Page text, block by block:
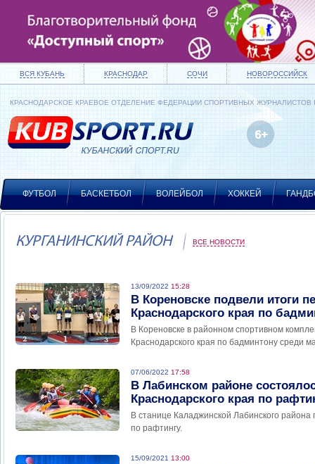
ВСЯ КУБАНЬ КРАСНОДАР СОЧИ НОВОРОССИЙСК
КРАСНОДАРСКОЕ КРАЕВОЕ ОТДЕЛЕНИЕ ФЕДЕРАЦИИ СПОРТИВНЫХ ЖУРНАЛИСТОВ
ФУТБОЛ БАСКЕТБОЛ ВОЛЕЙБОЛ ХОККЕЙ
КУРГАНИНСКИЙ РАЙОН ВСЕ НОВОСТИ
13/09/2022 15:28
В Кореновске подвели итоги
Краснодарского края по
В Кореновске в районном спортивном
Краснодарского края по бадминтону среди
07/06/2022 17:58
В Лабинском районе
Краснодарского края по
В станице Каладжинской Лабинского
по рафтингу.
15/09/2021 13:00